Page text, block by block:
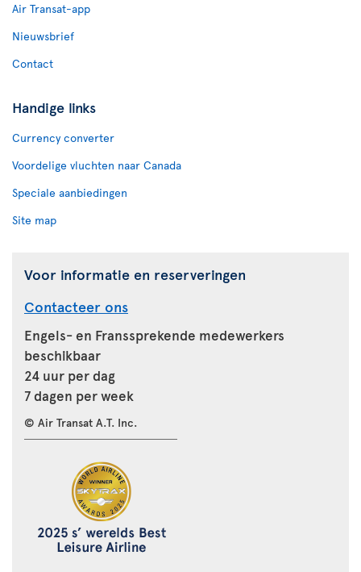
Air Transat-app
Nieuwsbrief
Contact
Handige links
Currency converter
Voordelige vluchten naar Canada
Speciale aanbiedingen
Site map
Voor informatie en reserveringen
Contacteer ons
Engels- en Franssprekende medewerkers
beschikbaar
24 uur per dag
7 dagen per week
© Air Transat A.T. Inc.